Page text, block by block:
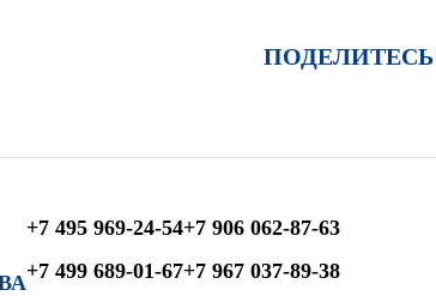
+7 495 969-24-54
+7 499 689-01-67
+7 906 062-87-63
+7 967 037-89-38